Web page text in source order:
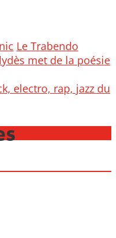
Le Trabendo
met de la poésie
electro, rap, jazz du